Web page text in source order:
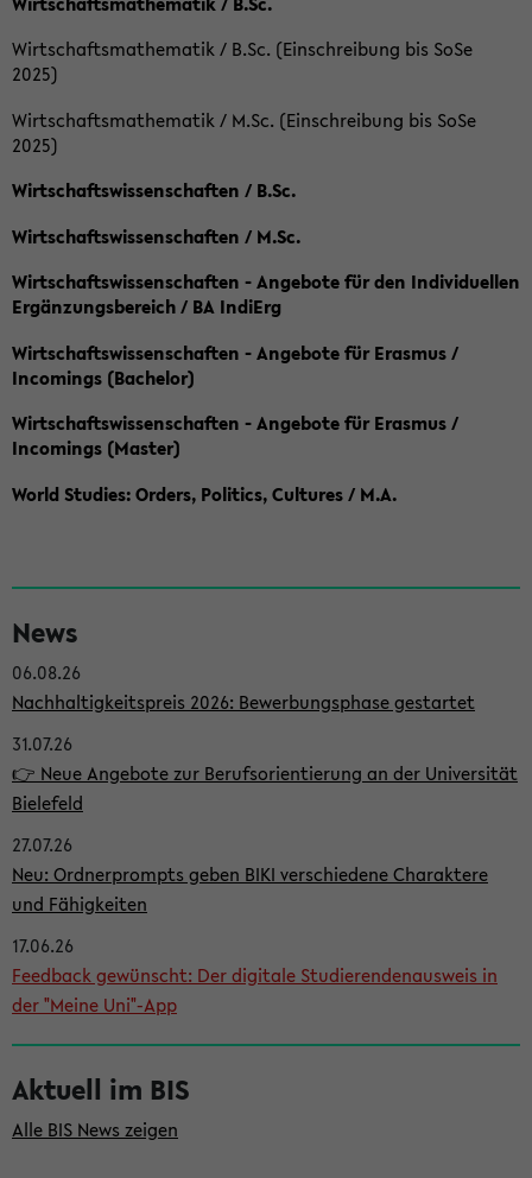
Wirtschaftsmathematik / B.Sc. (Einschreibung bis SoSe
2025)
Wirtschaftsmathematik / M.Sc. (Einschreibung bis SoSe
2025)
Wirtschaftswissenschaften / B.Sc.
Wirtschaftswissenschaften / M.Sc.
Wirtschaftswissenschaften - Angebote für den Individuellen
Ergänzungsbereich / BA IndiErg
Wirtschaftswissenschaften - Angebote für Erasmus /
Incomings (Bachelor)
Wirtschaftswissenschaften - Angebote für Erasmus /
Incomings (Master)
World Studies: Orders, Politics, Cultures / M.A.
e
i
t
e
n
l
e
i
s
t
e
News
06.08.26
Nachhaltigkeitspreis 2026: Bewerbungsphase gestartet
31.07.26
👉 Neue Angebote zur Berufsorientierung an der Universität
Bielefeld
27.07.26
Neu: Ordnerprompts geben BIKI verschiedene Charaktere
und Fähigkeiten
17.06.26
Feedback gewünscht: Der digitale Studierendenausweis in
der "Meine Uni"-App
Aktuell im BIS
Alle BIS News zeigen